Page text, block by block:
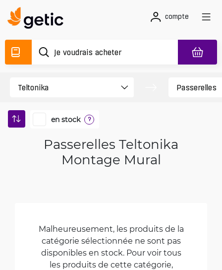
compte
en stock ?
Passerelles Teltonika
Montage Mural
Malheureusement, les produits de la
catégorie sélectionnée ne sont pas
disponibles en stock. Pour voir tous
les produits de cette catégorie,